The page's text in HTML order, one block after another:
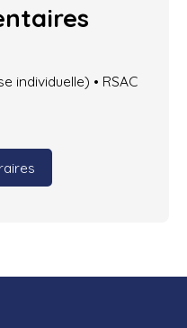
individuelle) • RSAC